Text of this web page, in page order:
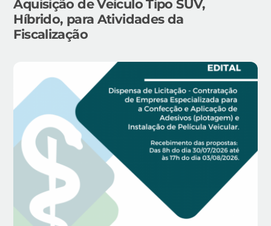
Aquisição de Veículo Tipo SUV,
Híbrido, para Atividades da
Fiscalização